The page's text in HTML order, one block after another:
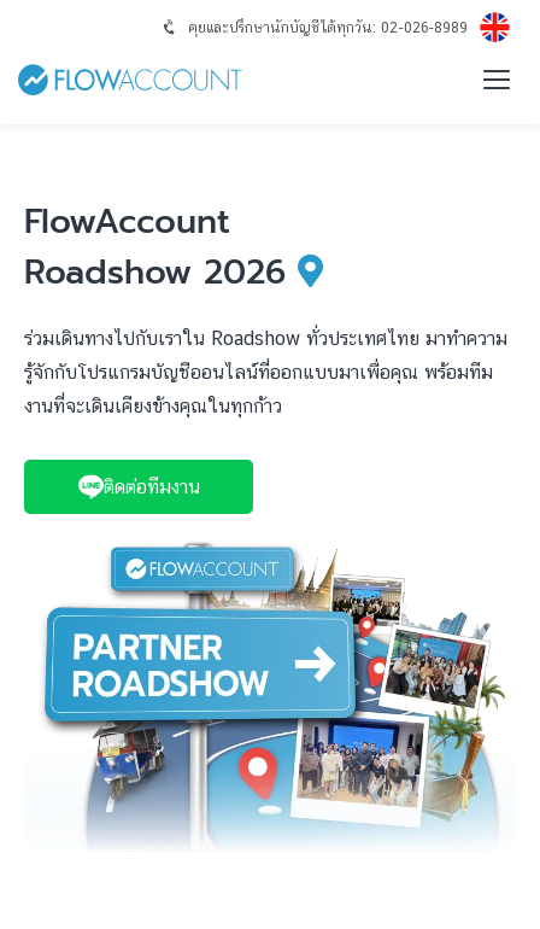
คุยและปรึกษานักบัญชีได้ทุกวัน: 02-026-8989
FlowAccount
Roadshow 2026
ร่วมเดินทางไปกับเราใน Roadshow ทั่วประเทศไทย มาทำความ
รู้จักกับโปรแกรมบัญชีออนไลน์ที่ออกแบบมาเพื่อคุณ พร้อมทีม
งานที่จะเดินเคียงข้างคุณในทุกก้าว
ติดต่อทีมงาน